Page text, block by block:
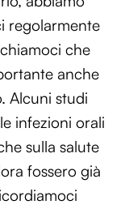
regolarmente
che
anche
Alcuni studi
infezioni orali
sulla salute
fossero già